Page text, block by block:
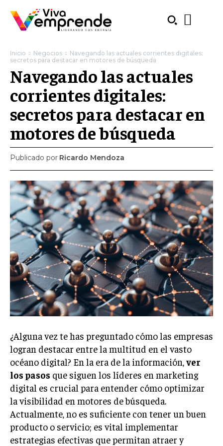
SUBSCRIBE
Welcome to Liberty Case
We have a curated list of the most noteworthy news from all
across the globe. With any subscription plan, you get access
toexclusive articlesthat let you stay ahead of the curve.
Your Profile
NEWS LIFESTYLE PUBLIC OPINION
Inicio Negocios
Navegando las actuales corrientes digitales:
secretos para destacar en motores de búsqueda
Navegando las actuales
corrientes digitales:
secretos para destacar en
motores de búsqueda
Publicado por Ricardo Mendoza
¿Alguna vez te has preguntado cómo las empresas
logran destacar entre la multitud en el vasto
océano digital? En la era de la información,ver
los pasos que siguen los líderes en marketing
digital es crucial para entender cómo optimizar
la visibilidad en motores de búsqueda.
Actualmente, no es suficiente con tener un buen
producto o servicio; es vital implementar
estrategias efectivas que permitan atraer y